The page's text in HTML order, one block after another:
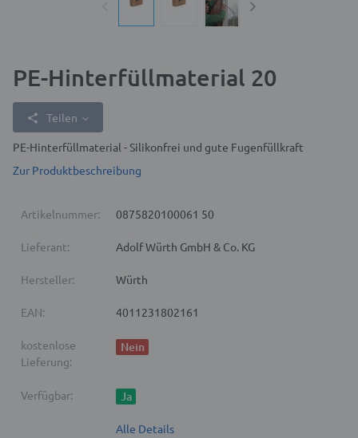
PE-Hinterfüllmaterial 20
Teilen
PE-Hinterfüllmaterial - Silikonfrei und gute Fugenfüllkraft
Zur Produktbeschreibung
Artikelnummer: 0875820100061 50
Lieferant: Adolf Würth GmbH & Co. KG
Hersteller: Würth
EAN: 4011231802161
kostenlose
Lieferung:
Nein
Verfügbar: Ja
Alle Details